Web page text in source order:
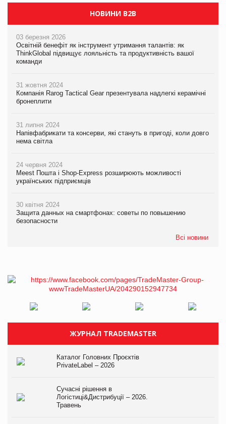
НОВИНИ B2B
03 березня 2026
Освітній бенефіт як інструмент утримання талантів: як
ThinkGlobal підвищує лояльність та продуктивність вашої
команди
31 жовтня 2024
Компанія Rarog Tactical Gear презентувала надлегкі керамічні
бронеплити
31 липня 2024
Напівфабрикати та консерви, які стануть в пригоді, коли довго
нема світла
24 червня 2024
Meest Пошта і Shop-Express розширюють можливості
українських підприємців
30 квітня 2024
Защита данных на смартфонах: советы по повышению
безопасности
Всі новини
ЖУРНАЛ TRADEMASTER
Каталог Головних Проєктів
PrivateLabel – 2026
Сучасні рішення в
Логістиці&Дистрибуції – 2026.
Травень